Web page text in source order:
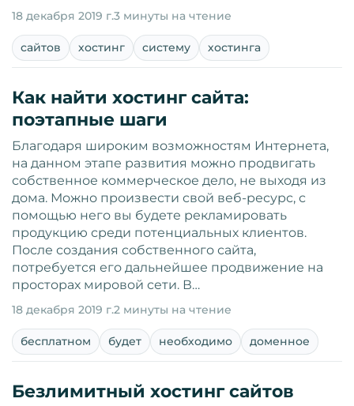
18 декабря 2019 г.3 минуты на чтение
сайтов хостинг систему хостинга
Как найти хостинг сайта:
поэтапные шаги
Благодаря широким возможностям Интернета,
на данном этапе развития можно продвигать
собственное коммерческое дело, не выходя из
дома. Можно произвести свой веб-ресурс, с
помощью него вы будете рекламировать
продукцию среди потенциальных клиентов.
После создания собственного сайта,
потребуется его дальнейшее продвижение на
просторах мировой сети. В…
18 декабря 2019 г.2 минуты на чтение
бесплатном будет необходимо доменное
Безлимитный хостинг сайтов